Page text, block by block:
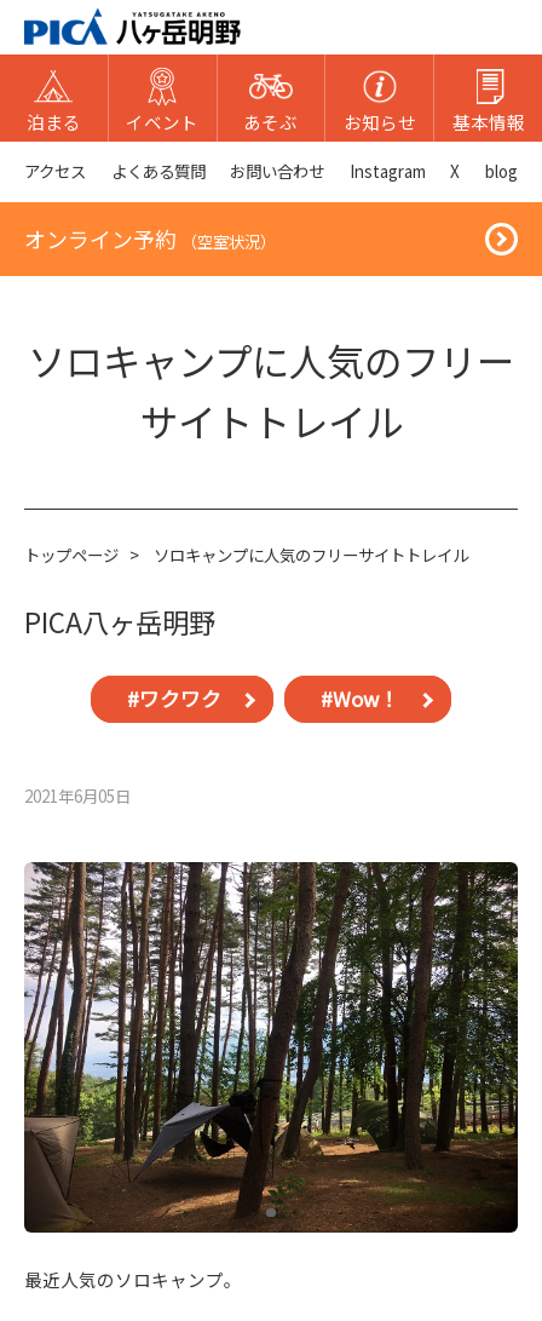
泊まる イベント あそぶ お知らせ 基本情報
アクセス よくある質問 お問い合わせ Instagram X blog
オンライン予約 （空室状況）
ソロキャンプに人気のフリー
サイトトレイル
トップページ > ソロキャンプに人気のフリーサイトトレイル
PICA八ヶ岳明野
#ワクワク #Wow！
2021年6月05⽇
最近人気のソロキャンプ。